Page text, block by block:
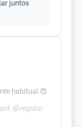
juntos
habitual 😍
🤩 regular